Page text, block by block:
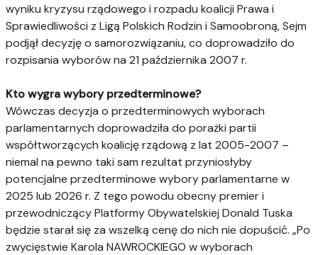
wyniku kryzysu rządowego i rozpadu koalicji Prawa i
Sprawiedliwości z Ligą Polskich Rodzin i Samoobroną, Sejm
podjął decyzję o samorozwiązaniu, co doprowadziło do
rozpisania wyborów na 21 października 2007 r.
Kto wygra wybory przedterminowe?
Wówczas decyzja o przedterminowych wyborach
parlamentarnych doprowadziła do porażki partii
współtworzących koalicję rządową z lat 2005-2007 –
niemal na pewno taki sam rezultat przyniosłyby
potencjalne przedterminowe wybory parlamentarne w
2025 lub 2026 r. Z tego powodu obecny premier i
przewodniczący Platformy Obywatelskiej Donald Tuska
będzie starał się za wszelką cenę do nich nie dopuścić. „Po
zwycięstwie Karola NAWROCKIEGO w wyborach